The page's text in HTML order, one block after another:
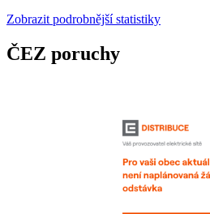
Zobrazit podrobnější statistiky
ČEZ poruchy